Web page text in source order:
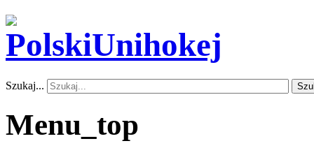
Szukaj...
Menu_top